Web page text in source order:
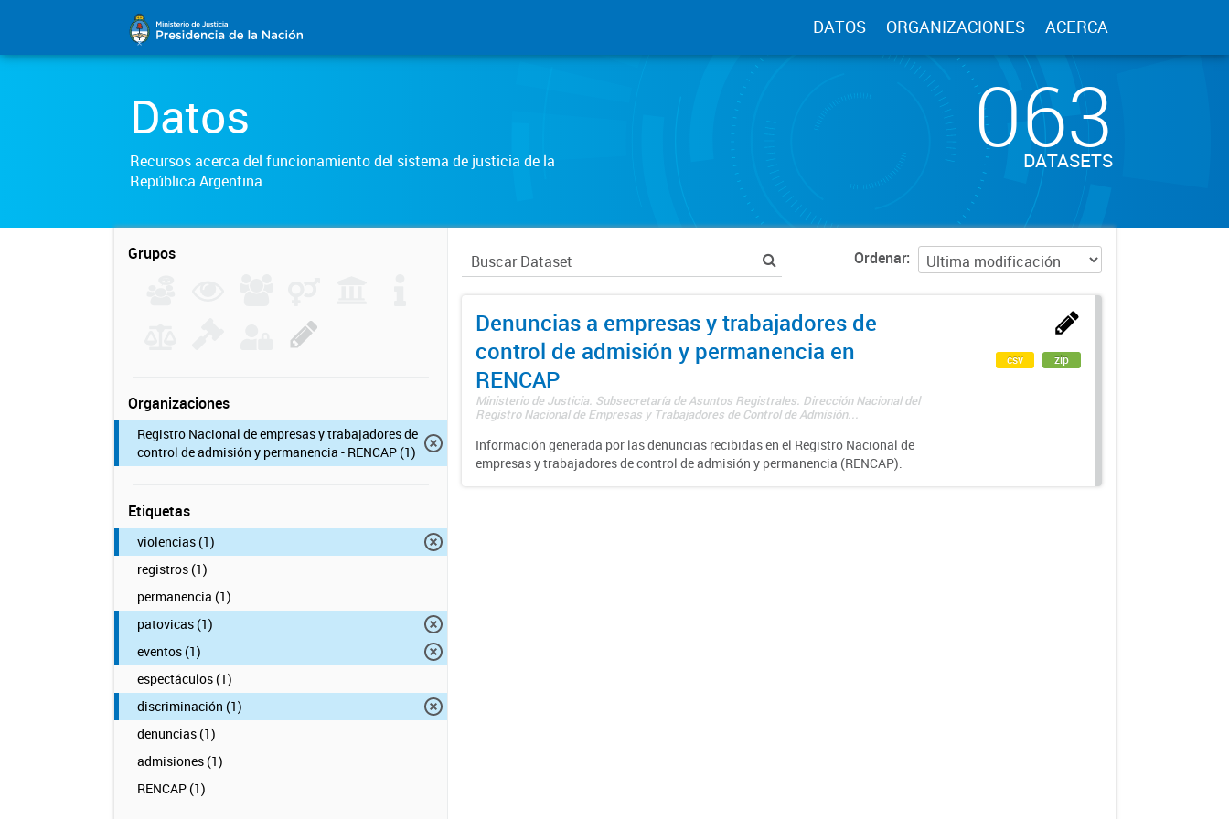
DATOS ORGANIZACIONES ACERCA
Datos
Recursos acerca del funcionamiento del sistema de justicia de la
República Argentina.
063
DATASETS
Grupos
Organizaciones
Registro Nacional de empresas y trabajadores de
control de admisión y permanencia - RENCAP (1)
Etiquetas
violencias (1)
registros (1)
permanencia (1)
patovicas (1)
eventos (1)
espectáculos (1)
discriminación (1)
denuncias (1)
admisiones (1)
RENCAP (1)
Ordenar
Denuncias a empresas y trabajadores de
control de admisión y permanencia en
RENCAP
Ministerio de Justicia. Subsecretaría de Asuntos Registrales. Dirección Nacional del
Registro Nacional de Empresas y Trabajadores de Control de Admisión...
Información generada por las denuncias recibidas en el Registro Nacional de
empresas y trabajadores de control de admisión y permanencia (RENCAP).
csv zip